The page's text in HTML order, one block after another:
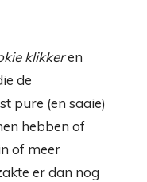
klikkeren
de
pure (en saaie)
hebben of
of meer
er dan nog